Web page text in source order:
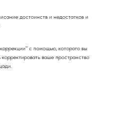
достоинств и недостатков и
с помощью, которого вы
ваше пространство